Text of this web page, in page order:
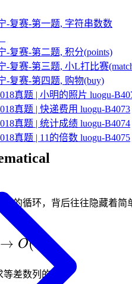
-复赛-第一题, 字符串数数
-复赛-第二题, 积分(points)
-复赛-第三题, 小L打比赛
-复赛-第四题, 购物(buy)
真题 | 小明的照片 luogu-
真题 | 快递费用 luogu-B4073
真题 | 统计成绩 luogu-B4074
真题 | 11的倍数 luogu-B4075
的循环，背后往往隐藏着简
→ O(1
差数列的和。